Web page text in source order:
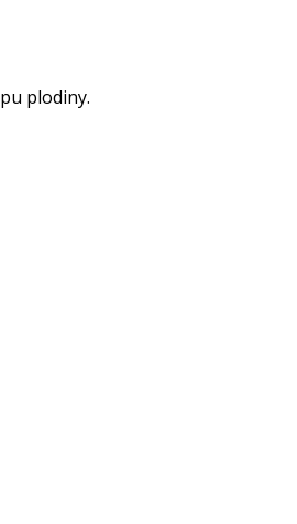
plodiny.